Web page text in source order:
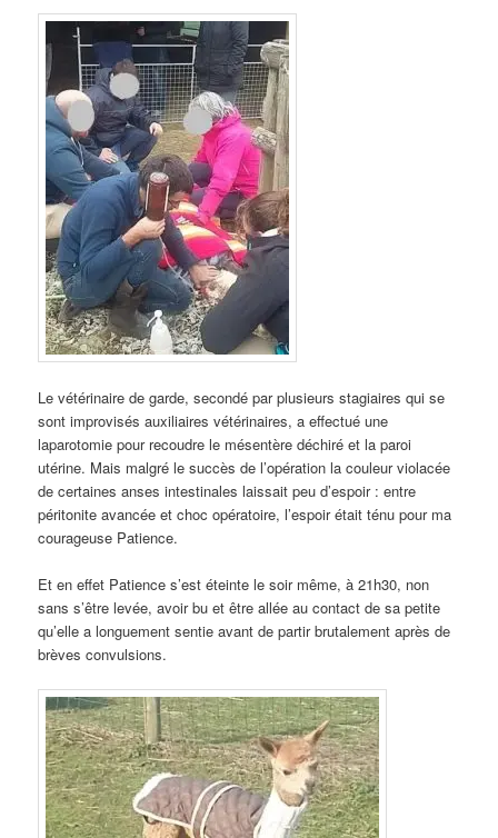
Le vétérinaire de garde, secondé par plusieurs stagiaires qui se
sont improvisés auxiliaires vétérinaires, a effectué une
laparotomie pour recoudre le mésentère déchiré et la paroi
utérine. Mais malgré le succès de l’opération la couleur violacée
de certaines anses intestinales laissait peu d’espoir : entre
péritonite avancée et choc opératoire, l’espoir était ténu pour ma
courageuse Patience.
Et en effet Patience s’est éteinte le soir même, à 21h30, non
sans s’être levée, avoir bu et être allée au contact de sa petite
qu’elle a longuement sentie avant de partir brutalement après de
brèves convulsions.